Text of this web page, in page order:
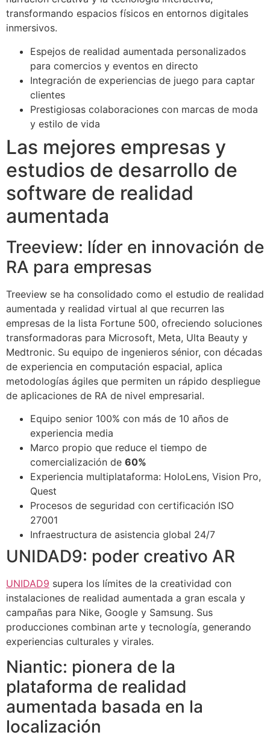
transformando espacios físicos en entornos digitales
inmersivos.
Espejos de realidad aumentada personalizados
para comercios y eventos en directo
Integración de experiencias de juego para captar
clientes
Prestigiosas colaboraciones con marcas de moda
y estilo de vida
Las mejores empresas y
estudios de desarrollo de
software de realidad
aumentada
Treeview: líder en innovación de
RA para empresas
Treeview se ha consolidado como el estudio de realidad
aumentada y realidad virtual al que recurren las
empresas de la lista Fortune 500, ofreciendo soluciones
transformadoras para Microsoft, Meta, Ulta Beauty y
Medtronic. Su equipo de ingenieros sénior, con décadas
de experiencia en computación espacial, aplica
metodologías ágiles que permiten un rápido despliegue
de aplicaciones de RA de nivel empresarial.
Equipo senior 100% con más de 10 años de
experiencia media
Marco propio que reduce el tiempo de
comercialización de 60%
Experiencia multiplataforma: HoloLens, Vision Pro,
Quest
Procesos de seguridad con certificación ISO
27001
Infraestructura de asistencia global 24/7
UNIDAD9: poder creativo AR
UNIDAD9 supera los límites de la creatividad con
instalaciones de realidad aumentada a gran escala y
campañas para Nike, Google y Samsung. Sus
producciones combinan arte y tecnología, generando
experiencias culturales y virales.
Niantic: pionera de la
plataforma de realidad
aumentada basada en la
localización